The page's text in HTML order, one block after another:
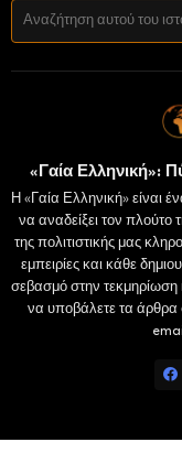
«Γαία Ελληνική»:
Η «Γαία Ελληνική» είναι
να αναδείξει τον πλούτο
της πολιτιστικής μας
εμπειρίες και κάθε
σεβασμό στην
να υποβάλετε τα άρθρα